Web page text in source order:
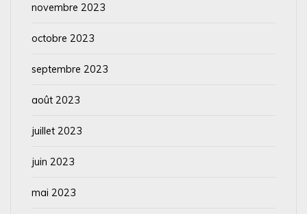
novembre 2023
octobre 2023
septembre 2023
août 2023
juillet 2023
juin 2023
mai 2023